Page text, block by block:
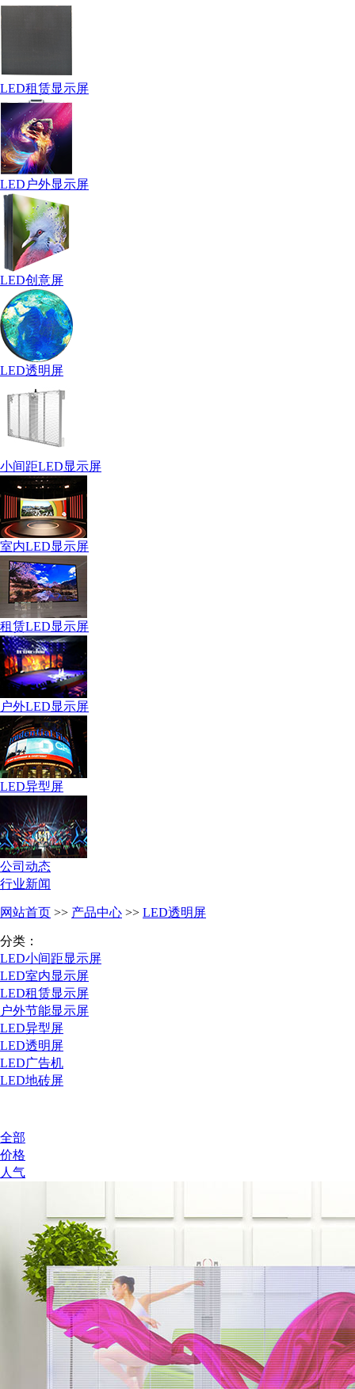
LED租赁显示屏
LED户外显示屏
LED创意屏
LED透明屏
小间距LED显示屏
室内LED显示屏
租赁LED显示屏
户外LED显示屏
LED异型屏
公司动态
行业新闻
网站首页 >> 产品中心 >> LED透明屏
分类：
LED小间距显示屏
LED室内显示屏
LED租赁显示屏
户外节能显示屏
LED异型屏
LED透明屏
LED广告机
LED地砖屏
全部
价格
人气